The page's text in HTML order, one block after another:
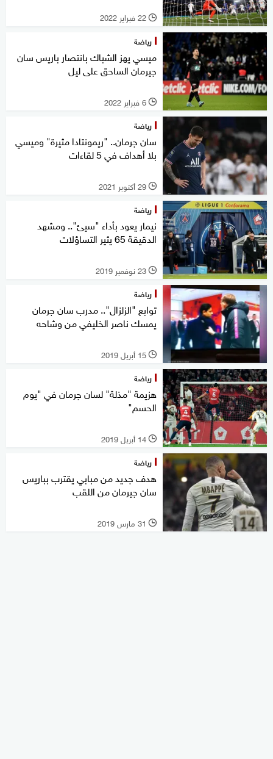
l 22 فبراير 2022
رياضة
ميسي يهز الشباك بانتصار باريس سان
جيرمان الساحق على ليل
l 6 فبراير 2022
رياضة
سان جرمان.. "ريمونتادا مثيرة" وميسي
بلا أهداف في 5 لقاءات
l 29 أكتوبر 2021
رياضة
نيمار يعود بأداء "سيئ".. ومشهد
الدقيقة 65 يثير التساؤلات
l 23 نوفمبر 2019
رياضة
توابع "الزلزال".. مدرب سان جرمان
يمسك ناصر الخليفي من وشاحه
l 15 أبريل 2019
رياضة
هزيمة "مذلة" لسان جرمان في "يوم
الحسم"
l 14 أبريل 2019
رياضة
هدف جديد من مبابي يقترب بباريس
سان جيرمان من اللقب
l 31 مارس 2019